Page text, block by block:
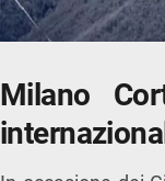
Milano